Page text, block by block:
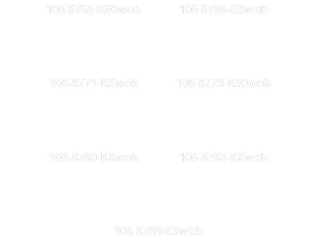
106 8765-KS0web 106 8769-KSweb
106 8771-KSweb 106 8773-KS0web
106 8780-KSweb 106 8785-KSweb
106 8789-KSweb